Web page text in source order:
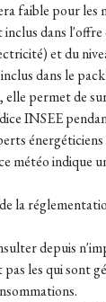
faible pour les
dans
et du
dans le
permet de
INSEE
météo indique
la
depuis
les qui sont